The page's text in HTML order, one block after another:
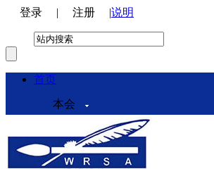
登录 | 注册 |说明
首页
本会
本会介绍
领导机构
理事会